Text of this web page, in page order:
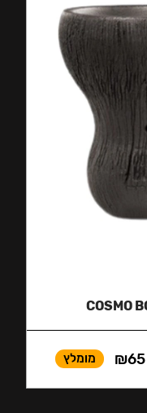
COSMO
₪65 מומלץ